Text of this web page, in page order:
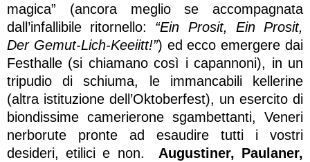
magica” (ancora meglio se accompagnata
dall’infallibile ritornello:
“Ein Prosit, Ein Prosit,
Der Gemut-Lich-Keeiitt!”) ed ecco emergere dai
Festhalle (si chiamano così i capannoni), in un
tripudio di schiuma, le immancabili kellerine
(altra istituzione dell’Oktoberfest), un esercito di
biondissime camerierone sgambettanti, Veneri
nerborute pronte ad esaudire tutti i vostri
desideri, etilici e non. Augustiner, Paulaner,